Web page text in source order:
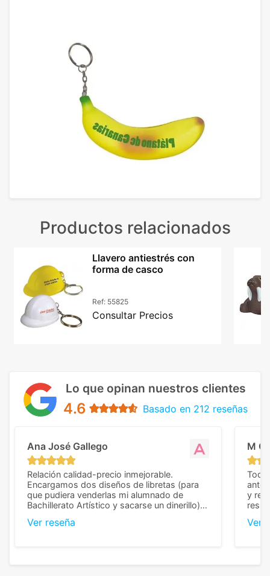
Productos relacionados
Llavero antiestrés con
forma de casco
Ref: 55825
Consultar Precios
Lo que opinan nuestros clientes
4.6 Basado en 212 reseñas
Ana José Gallego
Relación calidad-precio inmejorable.
Encargamos dos diseños de libretas (para
que pudiera venderlas mi alumnado de
Bachillerato Artístico y sacarse un dinerillo) y
diferencia, con libretas de muy buena calidad
Ver reseña
M C
Todo
y
Ver